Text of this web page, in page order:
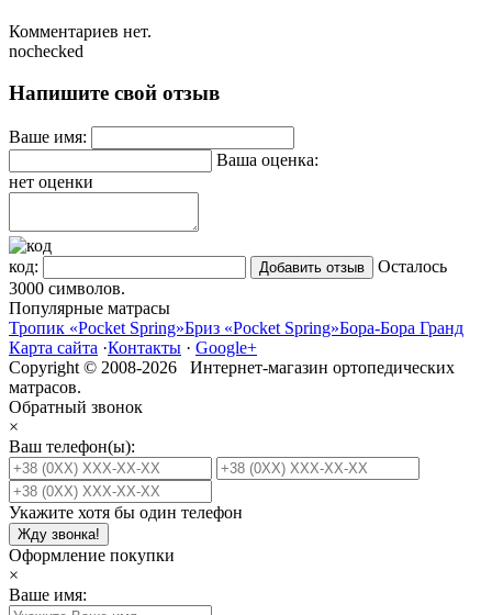
Комментариев нет.
nochecked
Напишите свой отзыв
Ваше имя:
Ваша оценка:
нет оценки
код:
Осталось
3000 символов.
Популярные матрасы
Тропик «Pocket Spring»Бриз «Pocket Spring»Бора-Бора Гранд
Карта сайта ·Контакты · Google+
Copyright © 2008-2026 Интернет-магазин ортопедических
матрасов.
Обратный звонок
×
Ваш телефон(ы):
Укажите хотя бы один телефон
Жду звонка!
Оформление покупки
×
Ваше имя: